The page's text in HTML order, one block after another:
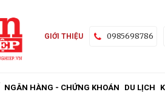
GIỚI THIỆU 0985698786
NGÂN HÀNG - CHỨNG KHOÁN DU LỊCH